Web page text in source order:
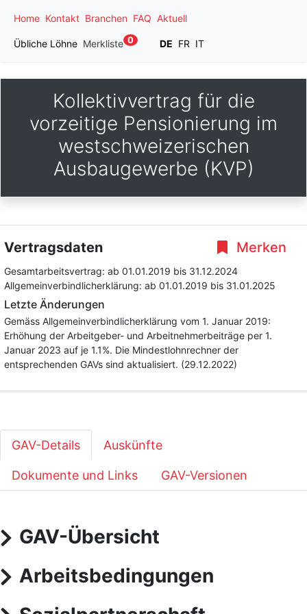
Home Kontakt Branchen FAQ Aktuell
Übliche Löhne Merkliste 0 DE FR IT
Kollektivvertrag für die
vorzeitige Pensionierung im
westschweizerischen
Ausbaugewerbe (KVP)
Merken
Vertragsdaten
Gesamtarbeitsvertrag: ab 01.01.2019 bis 31.12.2024
Allgemeinverbindlicherklärung: ab 01.01.2019 bis 31.01.2025
Letzte Änderungen
Gemäss Allgemeinverbindlicherklärung vom 1. Januar 2019:
Erhöhung der Arbeitgeber- und Arbeitnehmerbeiträge per 1.
Januar 2023 auf je 1.1%. Die Mindestlohnrechner der
entsprechenden GAVs sind aktualisiert. (29.12.2022)
GAV-Details Auskünfte
Dokumente und Links GAV-Versionen
GAV-Übersicht
Arbeitsbedingungen